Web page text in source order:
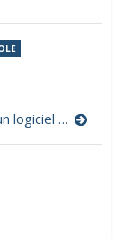
ApiGeom, un logiciel de géométrie dynamique libre et gratuit